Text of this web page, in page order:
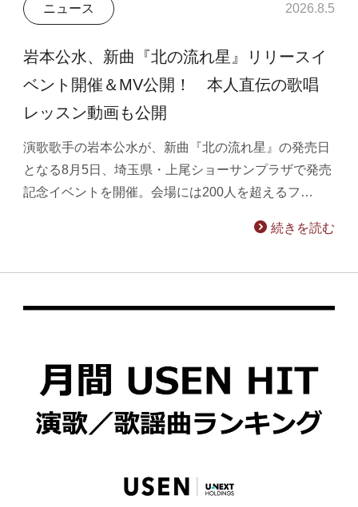
ニュース 2026.8.5
岩本公水、新曲『北の流れ星』リリースイ
ベント開催＆MV公開！ 本人直伝の歌唱
レッスン動画も公開
演歌歌手の岩本公水が、新曲『北の流れ星』の発売日
となる8月5日、埼玉県・上尾ショーサンプラザで発売
記念イベントを開催。会場には200人を超えるフ…
続きを読む